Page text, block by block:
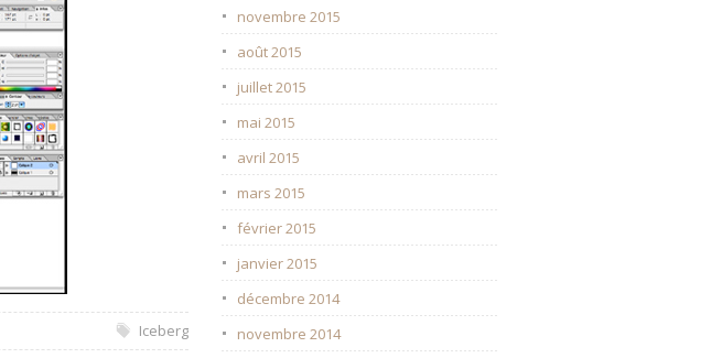
Iceberg
novembre 2015
août 2015
juillet 2015
mai 2015
avril 2015
mars 2015
février 2015
janvier 2015
décembre 2014
novembre 2014